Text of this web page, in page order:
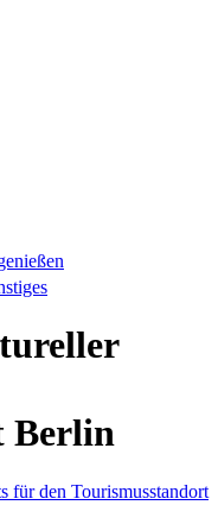
Berlin